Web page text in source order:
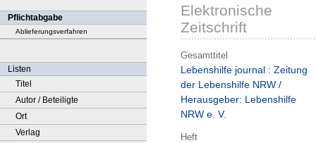
Pflichtabgabe
Ablieferungsverfahren
Listen
Titel
Autor / Beteiligte
Ort
Verlag
Elektronische
Zeitschrift
Gesamttitel
Lebenshilfe journal : Zeitung
der Lebenshilfe NRW /
Herausgeber: Lebenshilfe
NRW e. V.
Heft